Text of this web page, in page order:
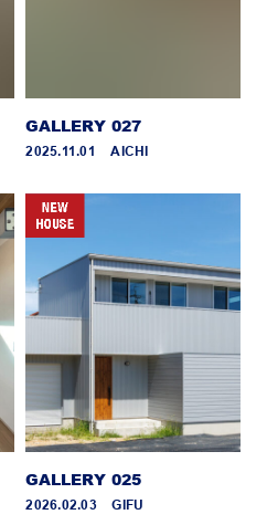
GALLERY 027
2025.11.01 _ AICHI
GALLERY 025
2026.02.03 _ GIFU